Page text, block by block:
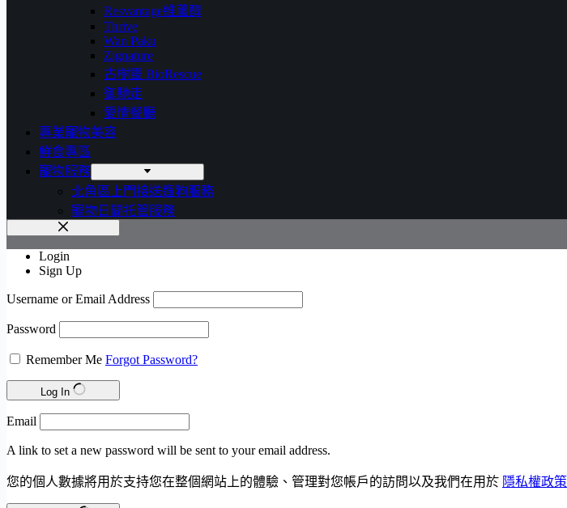
Resvantage維蘆醇
Thrive
Wan Paku
Zignature
古樹靈 BioRescue
御馳走
愛情餐廳
專業寵物美容
鮮食專區
寵物服務
北角區上門接送遛狗服務
寵物日間托管服務
Login
Sign Up
Username or Email Address
Password
Remember Me Forgot Password?
Log In
Email
A link to set a new password will be sent to your email address.
您的個人數據將用於支持您在整個網站上的體驗、管理對您帳戶的訪問以及我們在用於 隱私權政策